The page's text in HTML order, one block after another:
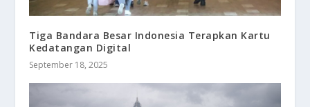
Tiga Bandara Besar Indonesia Terapkan Kartu
Kedatangan Digital
September 18, 2025